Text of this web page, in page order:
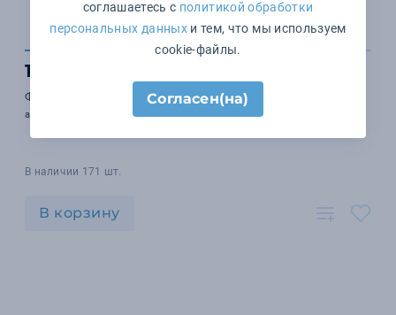
1 022 ₽
Френч-пресс «Intense»
арт. 828652
В наличии 171 шт.
В корзину
соглашаетесь с политикой обработки
персональных данныхи тем, что мы используем
cookie-файлы.
Согласен(на)